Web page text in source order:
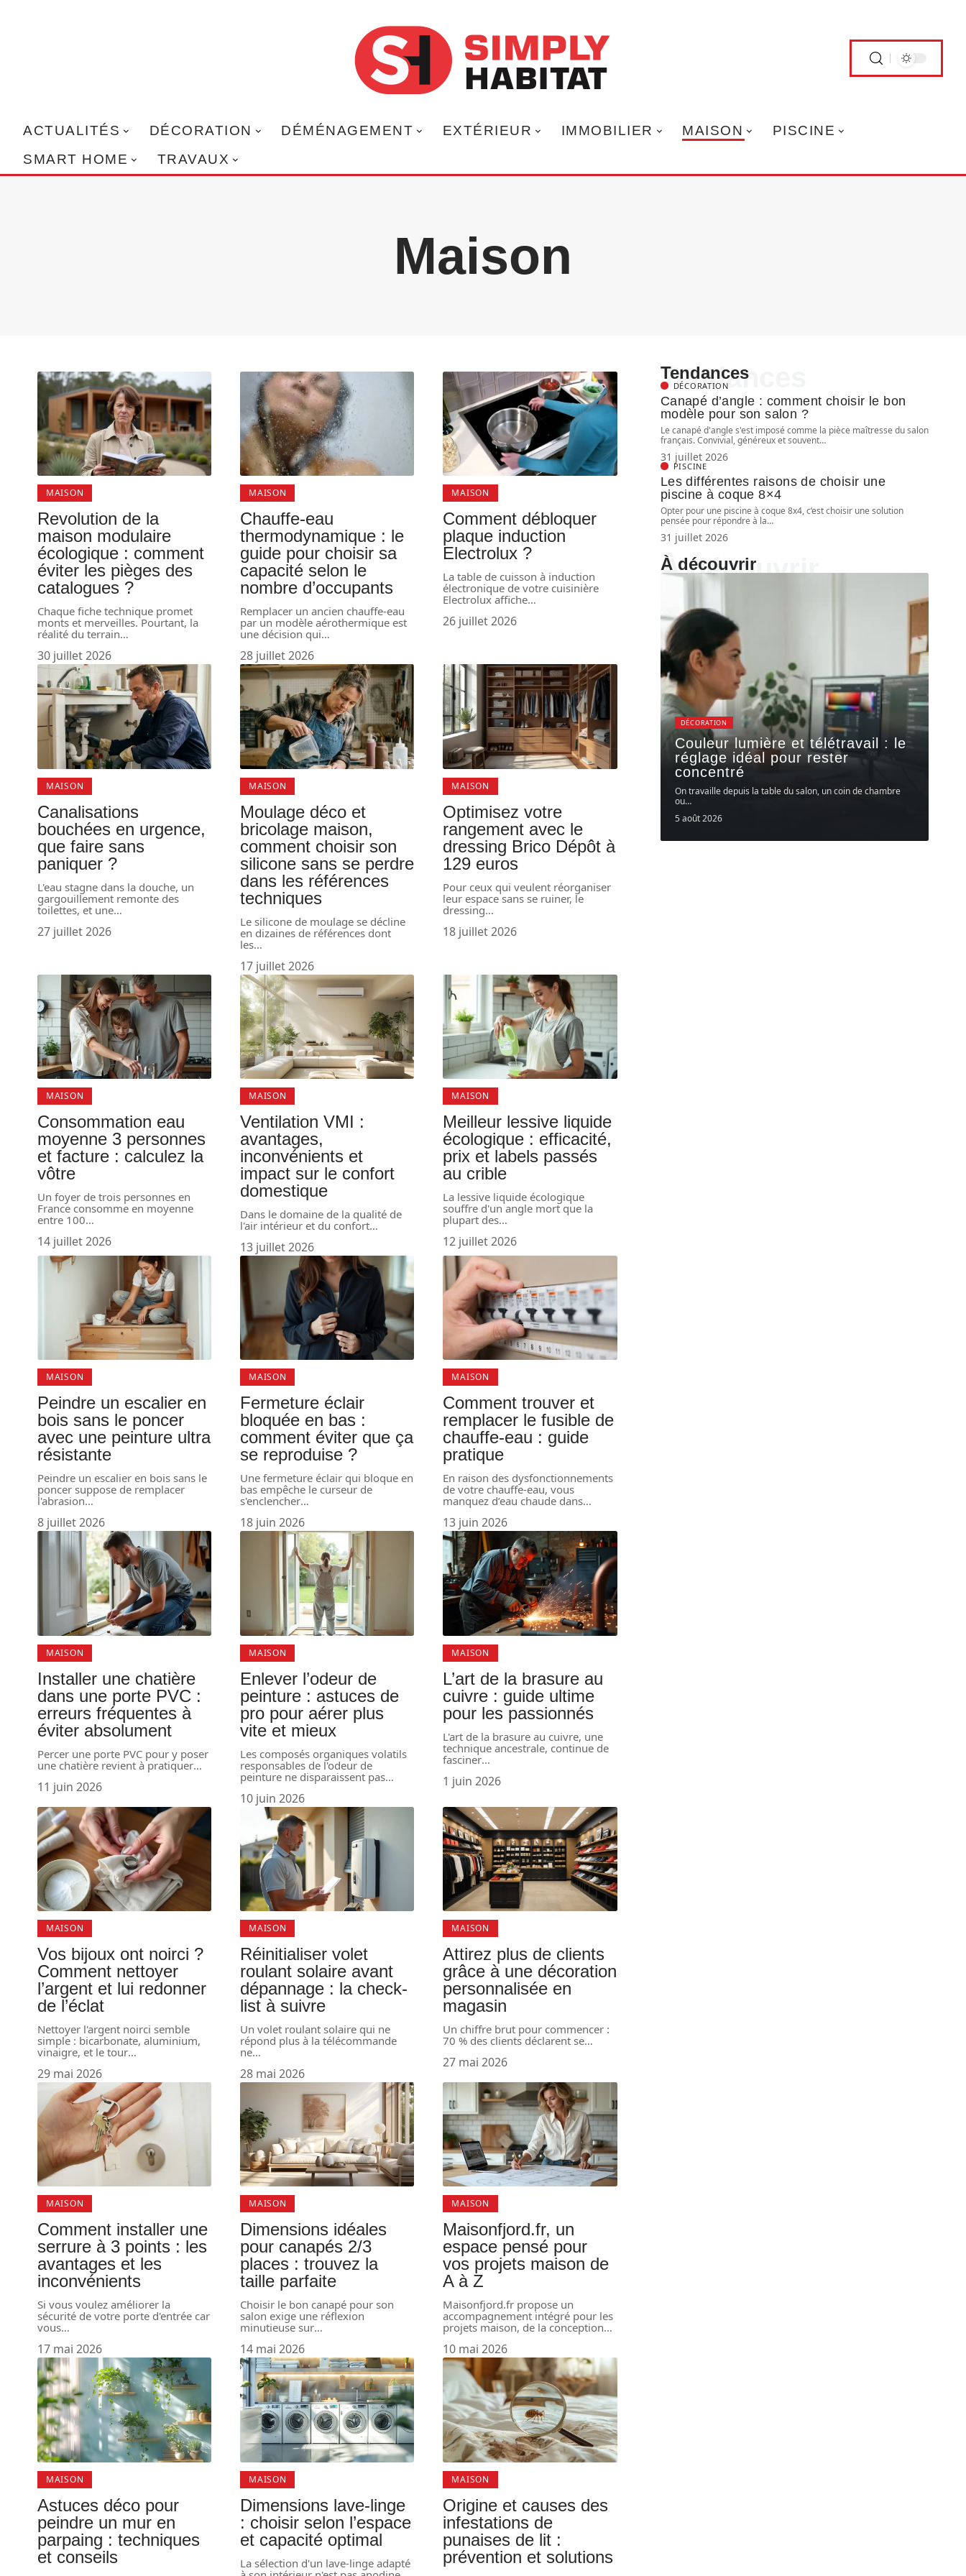
ACTUALITÉS DÉCORATION DÉMÉNAGEMENT EXTÉRIEUR IMMOBILIER MAISON
PISCINE
SMART HOME
TRAVAUX
Maison
MAISON
Revolution de la
maison modulaire
écologique : comment
éviter les pièges des
catalogues ?
Chaque fiche technique promet
monts et merveilles. Pourtant, la
réalité du terrain…
30 juillet 2026
MAISON
Chauffe-eau
thermodynamique : le
guide pour choisir sa
capacité selon le
nombre d’occupants
Remplacer un ancien chauffe-eau
par un modèle aérothermique est
une décision qui…
28 juillet 2026
MAISON
Comment débloquer
plaque induction
Electrolux ?
La table de cuisson à induction
électronique de votre cuisinière
Electrolux affiche…
26 juillet 2026
MAISON
Canalisations
bouchées en urgence,
que faire sans
paniquer ?
L'eau stagne dans la douche, un
gargouillement remonte des
toilettes, et une…
27 juillet 2026
MAISON
Moulage déco et
bricolage maison,
comment choisir son
silicone sans se perdre
dans les références
techniques
Le silicone de moulage se décline
en dizaines de références dont
les…
17 juillet 2026
MAISON
Optimisez votre
rangement avec le
dressing Brico Dépôt à
129 euros
Pour ceux qui veulent réorganiser
leur espace sans se ruiner, le
dressing…
18 juillet 2026
MAISON
Consommation eau
moyenne 3 personnes
et facture : calculez la
vôtre
Un foyer de trois personnes en
France consomme en moyenne
entre 100…
14 juillet 2026
MAISON
Ventilation VMI :
avantages,
inconvénients et
impact sur le confort
domestique
Dans le domaine de la qualité de
l'air intérieur et du confort…
13 juillet 2026
MAISON
Meilleur lessive liquide
écologique : efficacité,
prix et labels passés
au crible
La lessive liquide écologique
souffre d'un angle mort que la
plupart des…
12 juillet 2026
MAISON
Peindre un escalier en
bois sans le poncer
avec une peinture ultra
résistante
Peindre un escalier en bois sans le
poncer suppose de remplacer
l'abrasion…
8 juillet 2026
MAISON
Fermeture éclair
bloquée en bas :
comment éviter que ça
se reproduise ?
Une fermeture éclair qui bloque en
bas empêche le curseur de
s'enclencher…
18 juin 2026
MAISON
Comment trouver et
remplacer le fusible de
chauffe-eau : guide
pratique
En raison des dysfonctionnements
de votre chauffe-eau, vous
manquez d’eau chaude dans…
13 juin 2026
MAISON
Installer une chatière
dans une porte PVC :
erreurs fréquentes à
éviter absolument
Percer une porte PVC pour y poser
une chatière revient à pratiquer…
11 juin 2026
MAISON
Enlever l’odeur de
peinture : astuces de
pro pour aérer plus
vite et mieux
Les composés organiques volatils
responsables de l'odeur de
peinture ne disparaissent pas…
10 juin 2026
MAISON
L’art de la brasure au
cuivre : guide ultime
pour les passionnés
L'art de la brasure au cuivre, une
technique ancestrale, continue de
fasciner…
1 juin 2026
MAISON
Vos bijoux ont noirci ?
Comment nettoyer
l’argent et lui redonner
de l’éclat
Nettoyer l'argent noirci semble
simple : bicarbonate, aluminium,
vinaigre, et le tour…
29 mai 2026
MAISON
Réinitialiser volet
roulant solaire avant
dépannage : la check-
list à suivre
Un volet roulant solaire qui ne
répond plus à la télécommande
ne…
28 mai 2026
MAISON
Attirez plus de clients
grâce à une décoration
personnalisée en
magasin
Un chiffre brut pour commencer :
70 % des clients déclarent se…
27 mai 2026
MAISON
Comment installer une
serrure à 3 points : les
avantages et les
inconvénients
Si vous voulez améliorer la
sécurité de votre porte d'entrée car
vous…
17 mai 2026
MAISON
Dimensions idéales
pour canapés 2/3
places : trouvez la
taille parfaite
Choisir le bon canapé pour son
salon exige une réflexion
minutieuse sur…
14 mai 2026
MAISON
Maisonfjord.fr, un
espace pensé pour
vos projets maison de
A à Z
Maisonfjord.fr propose un
accompagnement intégré pour les
projets maison, de la conception…
10 mai 2026
MAISON
Astuces déco pour
peindre un mur en
parpaing : techniques
et conseils
MAISON
Dimensions lave-linge
: choisir selon l’espace
et capacité optimal
La sélection d'un lave-linge adapté
MAISON
Origine et causes des
infestations de
punaises de lit :
prévention et solutions
Tendances
Tendances
DÉCORATION
Canapé d’angle : comment choisir le bon
modèle pour son salon ?
Le canapé d'angle s'est imposé comme la pièce maîtresse du salon
français. Convivial, généreux et souvent…
31 juillet 2026
PISCINE
Les différentes raisons de choisir une
piscine à coque 8×4
Opter pour une piscine à coque 8x4, c’est choisir une solution
pensée pour répondre à la…
31 juillet 2026
À découvrir
À découvrir
DÉCORATION
Couleur lumière et télétravail : le
réglage idéal pour rester
concentré
On travaille depuis la table du salon, un coin de chambre
ou…
5 août 2026